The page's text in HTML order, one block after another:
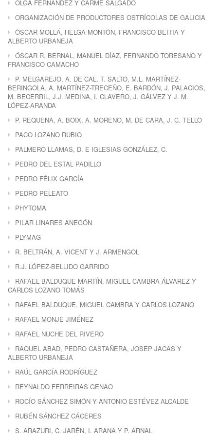
OLGA FERNÁNDEZ Y CARME SALGADO
ORGANIZACIÓN DE PRODUCTORES OSTRÍCOLAS DE GALICIA
ÓSCAR MOLLÁ, HELGA MONTÓN, FRANCISCO BEITIA Y
ALBERTO URBANEJA
ÓSCAR R. BERNAL, MANUEL DÍAZ, FERNANDO TORESANO Y
FRANCISCO CAMACHO
P. MELGAREJO, A. DE CAL, T. SALTO, M.L. MARTÍNEZ-
BERINGOLA, A. MARTÍNEZ-TRECEÑO, E. BARDÓN, J. PALACIOS,
M. BECERRIL, J.J. MEDINA, I. CLAVERO, J. GÁLVEZ Y J. M.
LÓPEZ-ARANDA
P. REQUENA, A. BOIX, A. MORENO, M. DE CARA, J. C. TELLO
PACO LOZANO RUBIO
PALMERO LLAMAS, D. E IGLESIAS GONZÁLEZ, C.
PEDRO DEL ESTAL PADILLO
PEDRO FÉLIX GARCÍA
PEDRO PELEATO
PHYTOMA
PILAR LINARES ANEGÓN
PLYMAG
R. BELTRÁN, A. VICENT Y J. ARMENGOL
R.J. LÓPEZ-BELLIDO GARRIDO
RAFAEL BALDUQUE MARTÍN, MIGUEL CAMBRA ÁLVAREZ Y
CARLOS LOZANO TOMÁS
RAFAEL BALDUQUE, MIGUEL CAMBRA Y CARLOS LOZANO
RAFAEL MONJE JIMÉNEZ
RAFAEL NUCHE DEL RIVERO
RAQUEL ABAD, PEDRO CASTAÑERA, JOSEP JACAS Y
ALBERTO URBANEJA
RAÚL GARCÍA RODRÍGUEZ
REYNALDO FERREIRAS GENAO
ROCÍO SÁNCHEZ SIMÓN Y ANTONIO ESTÉVEZ ALCALDE
RUBÉN SÁNCHEZ CÁCERES
S. ARAZURI, C. JARÉN, I. ARANA Y P. ARNAL